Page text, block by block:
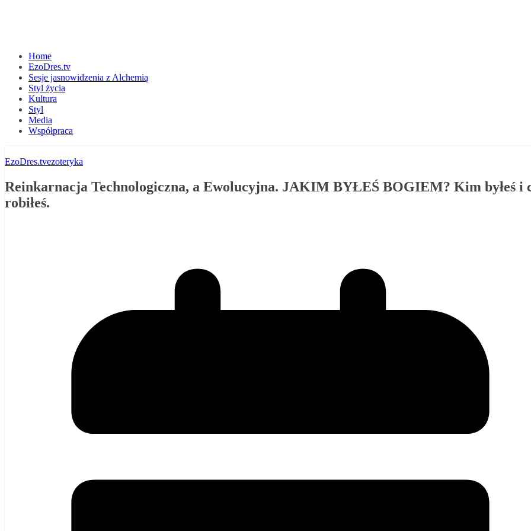
Home
EzoDres.tv
Sesje jasnowidzenia z Alchemią
Styl życia
Kultura
Styl
Media
Współpraca
EzoDres.tvezoteryka
Reinkarnacja Technologiczna, a Ewolucyjna. JAKIM BYŁEŚ BOGIEM? Kim byłeś i
robiłeś.